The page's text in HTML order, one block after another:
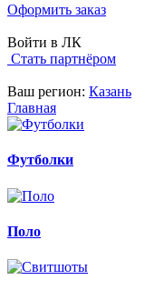
Оформить заказ
Войти в ЛК
Стать партнёром
Ваш регион: Казань
Главная
Футболки
Поло